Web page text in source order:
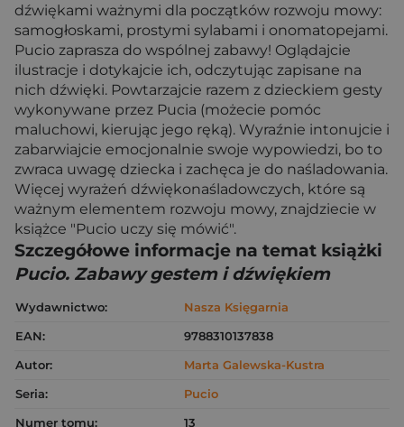
dźwiękami ważnymi dla początków rozwoju mowy:
samogłoskami, prostymi sylabami i onomatopejami.
Pucio zaprasza do wspólnej zabawy! Oglądajcie
ilustracje i dotykajcie ich, odczytując zapisane na
nich dźwięki. Powtarzajcie razem z dzieckiem gesty
wykonywane przez Pucia (możecie pomóc
maluchowi, kierując jego ręką). Wyraźnie intonujcie i
zabarwiajcie emocjonalnie swoje wypowiedzi, bo to
zwraca uwagę dziecka i zachęca je do naśladowania.
Więcej wyrażeń dźwiękonaśladowczych, które są
ważnym elementem rozwoju mowy, znajdziecie w
książce "Pucio uczy się mówić".
Szczegółowe informacje na temat książki
Pucio. Zabawy gestem i dźwiękiem
Wydawnictwo:
Nasza Księgarnia
EAN:
9788310137838
Autor:
Marta Galewska-Kustra
Seria:
Pucio
Numer tomu:
13